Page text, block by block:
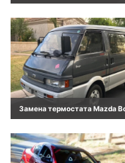
Замена термостата Mazda